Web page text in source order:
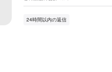
24時間以内の返信